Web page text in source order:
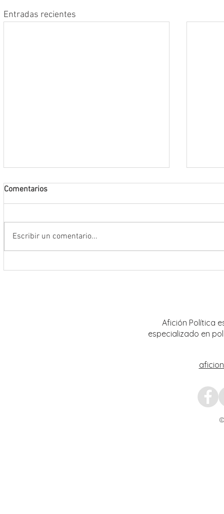
Entradas recientes
Comentarios
Escribir un comentario...
Afición Política
especializado en